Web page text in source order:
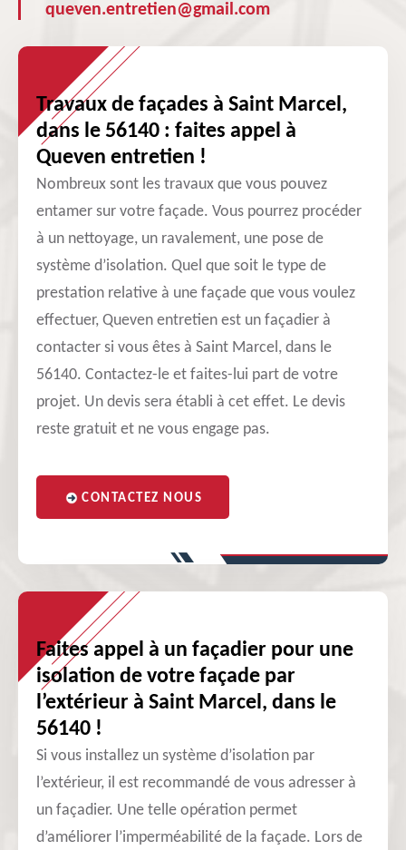
queven.entretien@gmail.com
Travaux de façades à Saint Marcel,
dans le 56140 : faites appel à
Queven entretien !
Nombreux sont les travaux que vous pouvez
entamer sur votre façade. Vous pourrez procéder
à un nettoyage, un ravalement, une pose de
système d’isolation. Quel que soit le type de
prestation relative à une façade que vous voulez
effectuer, Queven entretien est un façadier à
contacter si vous êtes à Saint Marcel, dans le
56140. Contactez-le et faites-lui part de votre
projet. Un devis sera établi à cet effet. Le devis
reste gratuit et ne vous engage pas.
CONTACTEZ NOUS
Faites appel à un façadier pour une
isolation de votre façade par
l’extérieur à Saint Marcel, dans le
56140 !
Si vous installez un système d’isolation par
l’extérieur, il est recommandé de vous adresser à
un façadier. Une telle opération permet
d’améliorer l’imperméabilité de la façade. Lors de